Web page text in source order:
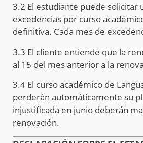
3.2 El estudiante puede solicitar
excedencias por curso
definitiva. Cada mes de
3.3 El cliente entiende que la
al 15 del mes anterior a la
3.4 El curso académico de
perderán automáticamente su
injustificada en junio deberán
renovación.